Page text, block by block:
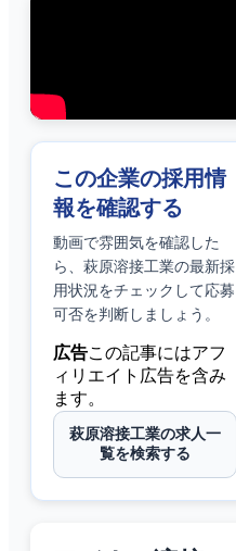
この企業の採用情
報を確認する
動画で雰囲気を確認した
ら、 萩原溶接工業の最新採
用状況をチェックして応募
可否を判断しましょう。
広告この記事にはアフ
ィリエイト広告を含み
ます。
萩原溶接工業の求人一
覧を検索する